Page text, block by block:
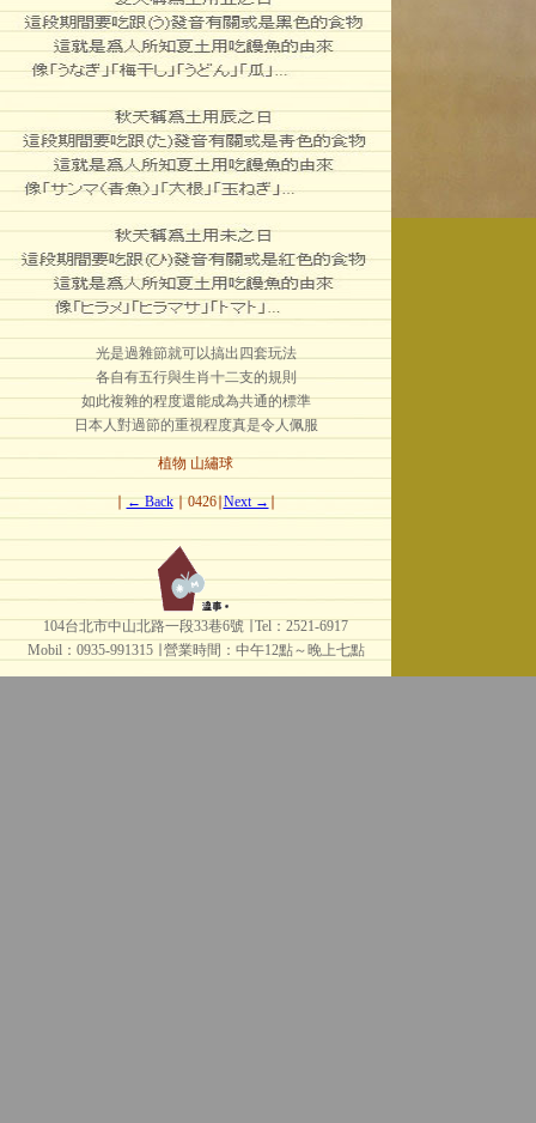
光是過雜節就可以搞出四套玩法
各自有五行與生肖十二支的規則
如此複雜的程度還能成為共通的標準
日本人對過節的重視程度真是令人佩服
植物 山繡球
∣← Back∣ 0426∣Next →∣
104台北市中山北路一段33巷6號 ∣ Tel：2521-6917
Mobil：0935-991315 ∣
營業時間：中午12點～晚上七點